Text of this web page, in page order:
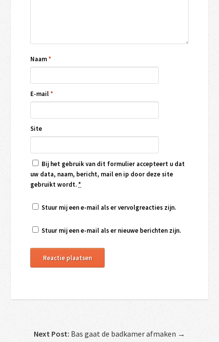
Naam*
E-mail*
Site
Bij het gebruik van dit formulier accepteert u dat
uw data, naam, bericht, mail en ip door deze site
gebruikt wordt.*
Stuur mij een e-mail als er vervolgreacties zijn.
Stuur mij een e-mail als er nieuwe berichten zijn.
Next Post: Bas gaat de badkamer afmaken →